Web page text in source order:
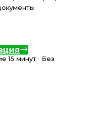
15 минут · Без